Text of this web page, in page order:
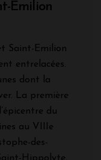
Emilion
Saint-Emilion
entrelacées.
dont la
La première
du
au VIIIe
des-
Hippolyte,